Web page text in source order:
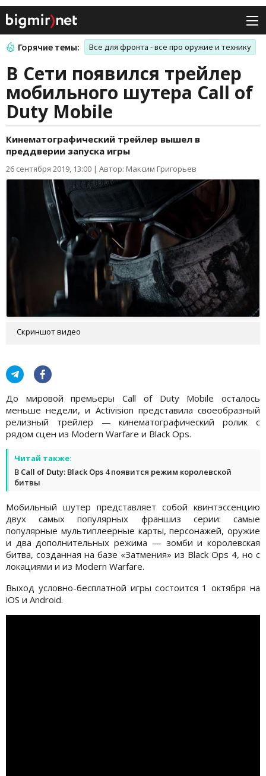
Горячие темы: Все для фронта - все про оружие и технику
В Сети появился трейлер
мобильного шутера Call of
Duty Mobile
Кинематографический трейлер вышел в
преддверии запуска игры
26 сентября 2019, 13:00 | Автор: Максим Григорьев
Скриншот видео
До мировой премьеры Call of Duty Mobile осталось
меньше недели, и Activision представила своеобразный
релизный трейлер — кинематографический ролик с
рядом сцен из Modern Warfare и Black Ops.
Читай также:
В Call of Duty: Black Ops 4 появится режим королевской
битвы
Мобильный шутер представляет собой квинтэссенцию
двух самых популярных франшиз серии: самые
популярные мультиплеерные карты, персонажей, оружие
и два дополнительных режима — зомби и королевская
битва, созданная на базе «Затмения» из Black Ops 4, но с
локациями и из Modern Warfare.
Выход условно-бесплатной игры состоится 1 октября на
iOS и Android.